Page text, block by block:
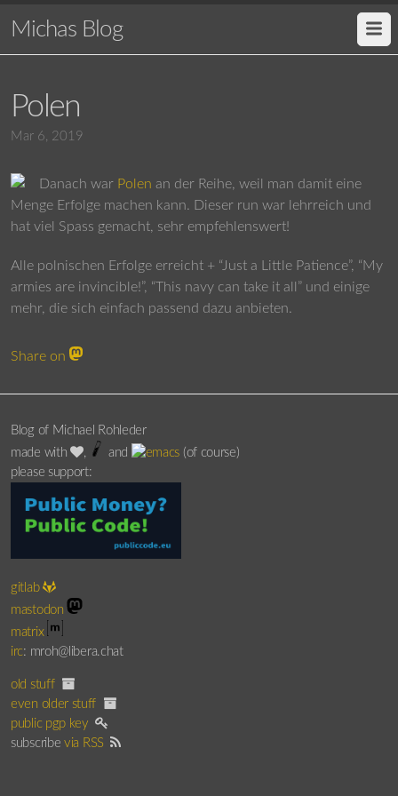
Michas Blog
Polen
Mar 6, 2019
Danach war Polen an der Reihe, weil man damit eine
Menge Erfolge machen kann. Dieser run war lehrreich und
hat viel Spass gemacht, sehr empfehlenswert!
Alle polnischen Erfolge erreicht + “Just a Little Patience”, “My
armies are invincible!”, “This navy can take it all” und einige
mehr, die sich einfach passend dazu anbieten.
Share on
Blog of Michael Rohleder
made with
, and
(of course)
please support:
gitlab
mastodon
matrix
irc: mroh@libera.chat
old stuff
even older stuff
public pgp key
subscribevia RSS